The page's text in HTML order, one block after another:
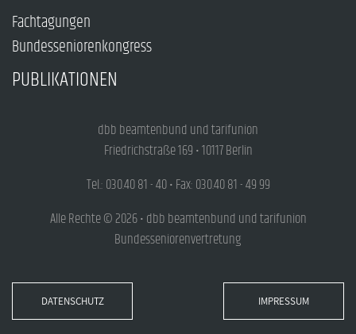
Fachtagungen
Bundesseniorenkongress
PUBLIKATIONEN
dbb beamtenbund und tarifunion
Friedrichstraße 169 • 10117 Berlin
Tel.: 030.40 81 - 40 • Fax: 030.40 81 - 49 99
Alle Rechte © 2026 • dbb beamtenbund und tarifunion
Bundesseniorenvertretung
DATENSCHUTZ IMPRESSUM